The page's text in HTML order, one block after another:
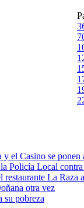
el Casino se ponen
Policía Local
restaurante La Raza
otra vez
su pobreza